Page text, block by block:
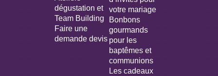
dégustation et
Team Building
Faire une
demande devis
votre mariage​
Bonbons
gourmands
pour les
baptêmes et
communions
Les cadeaux